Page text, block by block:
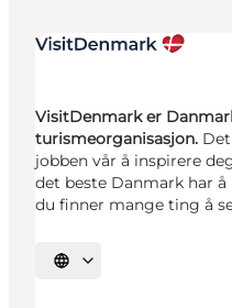
VisitDenmark er
turismeorganisasjon.
jobben vår å inspirere
det beste Danmark har å
du finner mange ting å
Velg språk